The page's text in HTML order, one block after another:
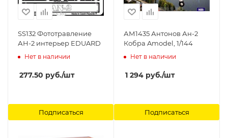
SS132 Фототравление
АН-2 интерьер EDUARD
Нет в наличии
277.50 руб./шт
Подписаться
АМ1435 Антонов Ан-2
Кобра Amodel, 1/144
Нет в наличии
1 294 руб./шт
Подписаться